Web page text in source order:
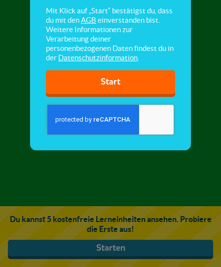
Du kannst 5 kostenfreie Lerneinheiten ansehen. Probiere
die Erste aus!
Starten
Mit Klick auf „Start“ bestätigst du, dass
du mit denAGB einverstanden bist.
Weitere Informationen zur
Verarbeitung deiner
personenbezogenen Daten findest du in
der Datenschutzinformation
Start